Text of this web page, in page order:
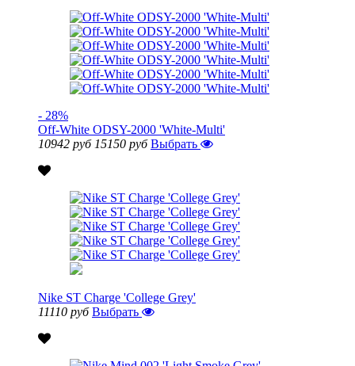
- 28%
Off-White ODSY-2000 'White-Multi'
10942 руб 15150 руб Выбрать
Nike ST Charge 'College Grey'
11110 руб Выбрать